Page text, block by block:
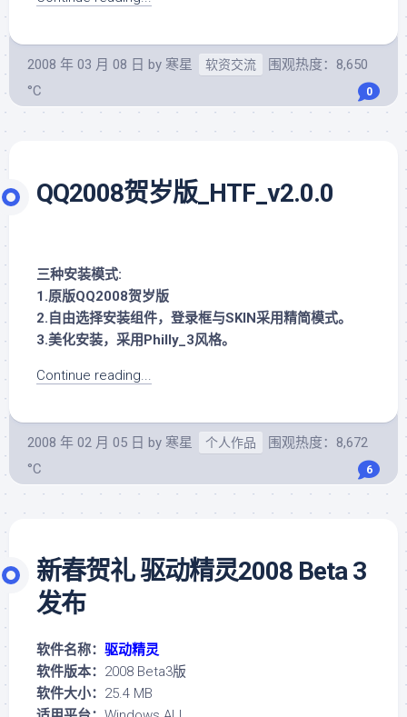
2008 年 03 月 08 日 by 寒星 软资交流
围观热度：8,650
°C
0
QQ2008贺岁版_HTF_v2.0.0
三种安装模式:
1.原版QQ2008贺岁版
2.自由选择安装组件，登录框与SKIN采用精简模式。
3.美化安装，采用Philly_3风格。
Continue reading...
2008 年 02 月 05 日 by 寒星 个人作品
围观热度：8,672
°C
6
新春贺礼 驱动精灵2008 Beta 3
发布
软件名称： 驱动精灵
软件版本： 2008 Beta3版
软件大小： 25.4 MB